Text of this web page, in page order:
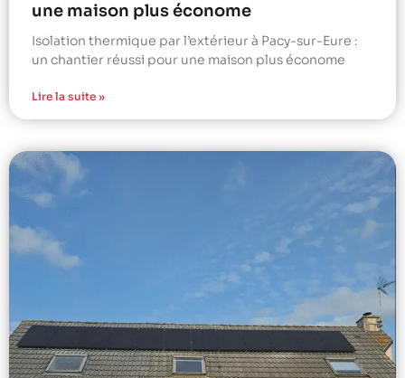
une maison plus économe
Isolation thermique par l’extérieur à Pacy-sur-Eure :
un chantier réussi pour une maison plus économe
Lire la suite »